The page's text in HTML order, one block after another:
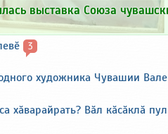
выставка Союза
3
художника Чувашии
хӑварайрать? Вӑл кӑсӑклӑ